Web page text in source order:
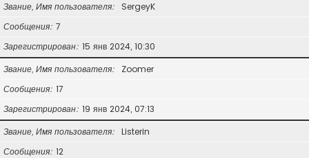
Звание, Имя пользователя
SergeyK
Сообщения 7
Зарегистрирован 15 янв 2024, 10:30
Звание, Имя пользователя
Zoomer
Сообщения 17
Зарегистрирован 19 янв 2024, 07:13
Звание, Имя пользователя
Listerin
Сообщения 12